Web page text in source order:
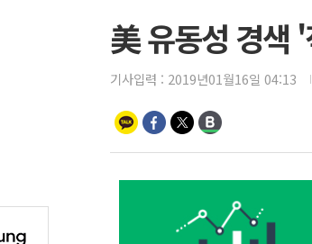
美 유동성 경색
기사입력 : 2019년01월16일 04:13